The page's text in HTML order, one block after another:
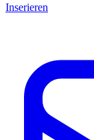
Inserieren